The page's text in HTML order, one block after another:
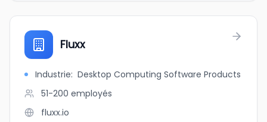
Fluxx
Industrie: Desktop Computing Software Products
51-200 employés
fluxx.io